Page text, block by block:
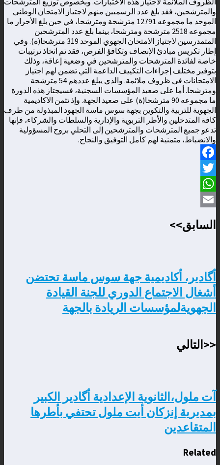
والمترشحين، فقد بلغ عدد الرسميين منهم لاجتياز الامتحان الوطني
الموحد ما مجموعه 12791 مترشحة ومترشحا، في حين بلغ الأحرار ما
مجموعه 2518 مترشحة ومترشحا، بينما بلغ عدد المترشحين
المتمدرسين لاجتياز الامتحان الجهوي الموحد 319 مترشحا(ة). وفي
إطار تكريس مبادئ الإنصاف وتكافؤ الفرص، فقد تم اتخاذ ترتيبات
خاصة لفائدة المترشحات والمترشحين في وضعية إعاقة، وذلك
بتوفير مختلف إجراءات التكييف الداعمة التي تضمن لهم اجتياز
الامتحانات في ظروف ملائمة. والذي يبلغ عددهم 54 مترشحة
ومترشحا. أما على صعيد المؤسسات السجنية، فسيجتاز هذه الدورة
ما مجموعه 90 مترشحا(ة) على صعيد الجهة. وإذ تثمن الاكاديمية
الجهوية للتربية والتكوين بجهة سوس ماسة الجهود المبذولة من طرف
كافة المتدخلين والأطر التربوية والإدارية والسلطات والشركاء، فإنها
تدعو جميع المترشحات والمترشحين إلى التحلي بروح المسؤولية
والانضباط، متمنية لهم كامل التوفيق والنجاح.
Facebook
Twitter
WhatsApp
السابق>>
أگادير، أكاديمية جهة سوس ماسة تحتضن
أشغال الاجتماع الدوري للجنة القيادة
الجهويةلمؤسسات الريادة بالجهة
<<التالي
آت ملول،الثانوية الإعدادية أگادير الكبير
بمديرية إنزكان أيت ملول تحتفي بأطرها
المتقاعدين
Related